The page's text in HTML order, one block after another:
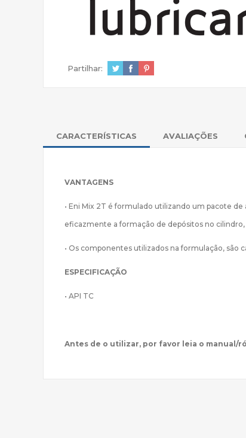
Partilhar:
CARACTERÍSTICAS AVALIAÇÕES
VANTAGENS
• Eni Mix 2T é formulado utilizando um pacote
eficazmente a formação de depósitos no
• Os componentes utilizados na formulação,
ESPECIFICAÇÃO
• API TC
Antes de o utilizar, por favor leia o manual/